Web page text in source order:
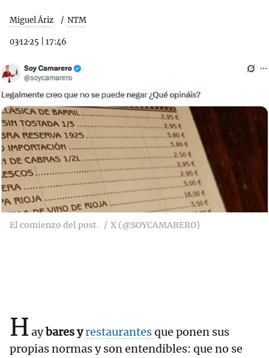
Miguel Áriz NTM
03·12·25 17:46
El comienzo del post. X (@SOYCAMARERO)
H aybares yrestaurantesque ponen sus
propias normas y son entendibles: que no se